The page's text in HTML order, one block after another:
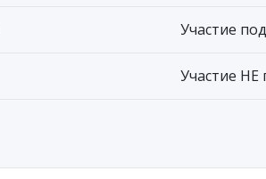
Участие
Участие